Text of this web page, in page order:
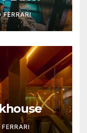
FERRARI